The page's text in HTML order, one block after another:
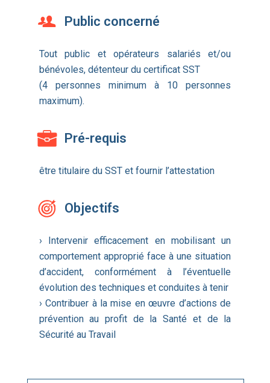
Public concerné
Tout public et opérateurs salariés et/ou
bénévoles, détenteur du certificat SST
(4 personnes minimum à 10 personnes
maximum).
Pré-requis
être titulaire du SST et fournir l’attestation
Objectifs
› Intervenir efficacement en mobilisant un
comportement approprié face à une situation
d’accident, conformément à l’éventuelle
évolution des techniques et conduites à tenir
› Contribuer à la mise en œuvre d’actions de
prévention au profit de la Santé et de la
Sécurité au Travail